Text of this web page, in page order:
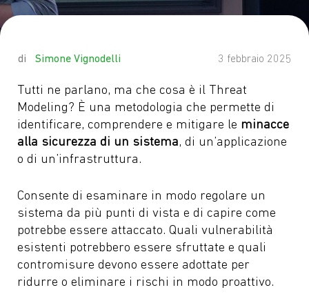
by Simone Vignodelli 3 febbraio 2025
Tutti ne parlano, ma che cosa è il Threat
Modeling? È una metodologia che permette di
identificare, comprendere e mitigare le minacce
alla sicurezza di un sistema, di un’applicazione
o di un’infrastruttura.
Consente di esaminare in modo regolare un
sistema da più punti di vista e di capire come
potrebbe essere attaccato. Quali vulnerabilità
esistenti potrebbero essere sfruttate e quali
contromisure devono essere adottate per
ridurre o eliminare i rischi in modo proattivo.